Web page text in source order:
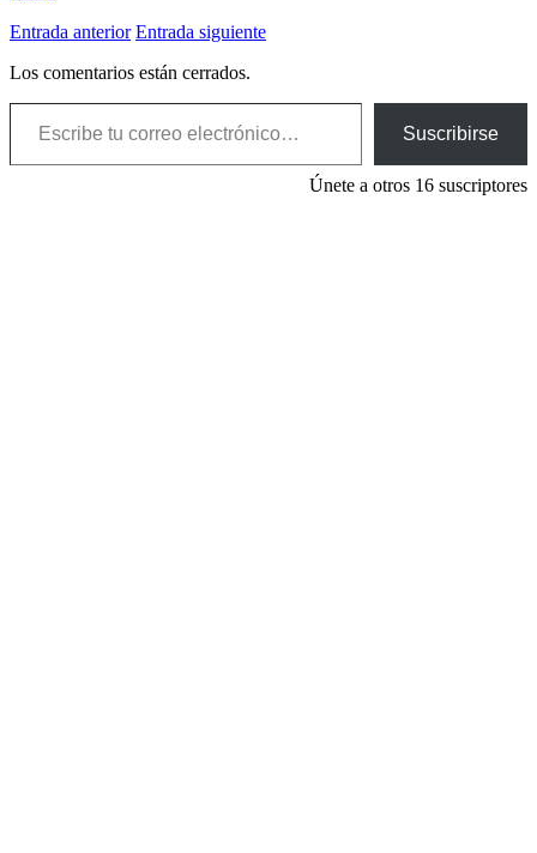
Entrada anterior Entrada siguiente
Los comentarios están cerrados.
Escribe tu correo electrónico…
Suscribirse
Únete a otros 16 suscriptores